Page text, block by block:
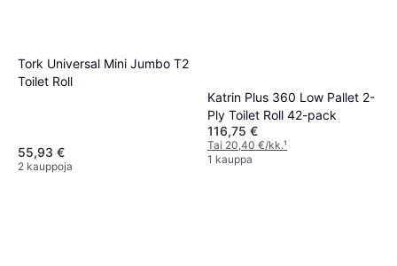
Tork Universal Mini Jumbo T2
Toilet Roll
55,93 €
2 kauppoja
Katrin Plus 360 Low Pallet 2-
Ply Toilet Roll 42-pack
116,75 €
Tai 20,40 €/kk.¹
1 kauppa